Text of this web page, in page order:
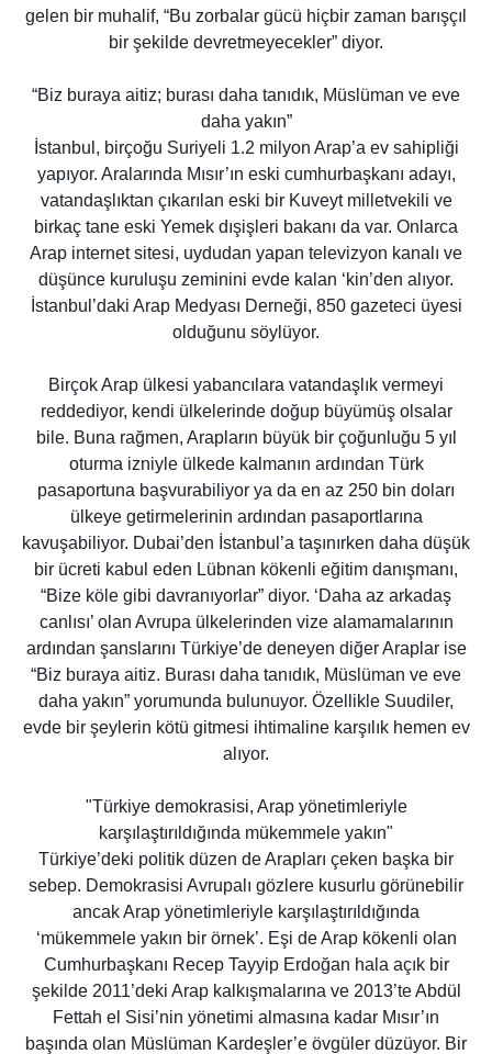
gelen bir muhalif, “Bu zorbalar gücü hiçbir zaman barışçıl
bir şekilde devretmeyecekler” diyor.
“Biz buraya aitiz; burası daha tanıdık, Müslüman ve eve
daha yakın”
İstanbul, birçoğu Suriyeli 1.2 milyon Arap’a ev sahipliği
yapıyor. Aralarında Mısır’ın eski cumhurbaşkanı adayı,
vatandaşlıktan çıkarılan eski bir Kuveyt milletvekili ve
birkaç tane eski Yemek dışişleri bakanı da var. Onlarca
Arap internet sitesi, uydudan yapan televizyon kanalı ve
düşünce kuruluşu zeminini evde kalan ‘kin’den alıyor.
İstanbul’daki Arap Medyası Derneği, 850 gazeteci üyesi
olduğunu söylüyor.
Birçok Arap ülkesi yabancılara vatandaşlık vermeyi
reddediyor, kendi ülkelerinde doğup büyümüş olsalar
bile. Buna rağmen, Arapların büyük bir çoğunluğu 5 yıl
oturma izniyle ülkede kalmanın ardından Türk
pasaportuna başvurabiliyor ya da en az 250 bin doları
ülkeye getirmelerinin ardından pasaportlarına
kavuşabiliyor. Dubai’den İstanbul’a taşınırken daha düşük
bir ücreti kabul eden Lübnan kökenli eğitim danışmanı,
“Bize köle gibi davranıyorlar” diyor. ‘Daha az arkadaş
canlısı’ olan Avrupa ülkelerinden vize alamamalarının
ardından şanslarını Türkiye’de deneyen diğer Araplar ise
“Biz buraya aitiz. Burası daha tanıdık, Müslüman ve eve
daha yakın” yorumunda bulunuyor. Özellikle Suudiler,
evde bir şeylerin kötü gitmesi ihtimaline karşılık hemen ev
alıyor.
"Türkiye demokrasisi, Arap yönetimleriyle
karşılaştırıldığında mükemmele yakın"
Türkiye’deki politik düzen de Arapları çeken başka bir
sebep. Demokrasisi Avrupalı gözlere kusurlu görünebilir
ancak Arap yönetimleriyle karşılaştırıldığında
‘mükemmele yakın bir örnek’. Eşi de Arap kökenli olan
Cumhurbaşkanı Recep Tayyip Erdoğan hala açık bir
şekilde 2011’deki Arap kalkışmalarına ve 2013’te Abdül
Fettah el Sisi’nin yönetimi almasına kadar Mısır’ın
başında olan Müslüman Kardeşler’e övgüler düzüyor. Bir